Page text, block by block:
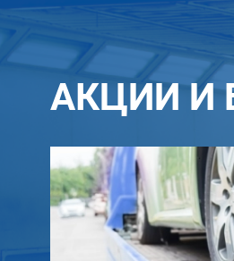
АКЦИИ И